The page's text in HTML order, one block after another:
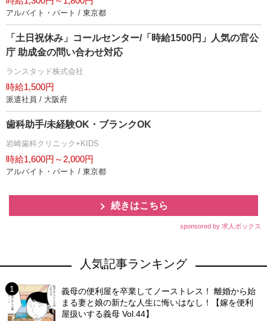
アルバイト・パート / 東京都
「土日祝休み」コールセンター/「時給1500円」人気の官公
庁 助成金の問い合わせ対応
ランスタッド株式会社
時給1,500円
派遣社員 / 大阪府
歯科助手/未経験OK・ブランクOK
崎歯科クリニック+KIDS
時給1,600円～2,000円
アルバイト・パート / 東京都
続きはこちら
sponsored by 求人ボックス
人気記事ランキング
義母の便利屋を卒業してノーストレス！ 離婚から始
まる妻と娘の新たな人生に悔いはなし！【嫁を便利
屋扱いする義母 Vol.44】